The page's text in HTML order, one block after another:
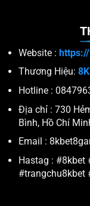
Website :
Thương Hiệu:
Hotline :
Địa chỉ : 730
Bình, Hồ Chí
Email :
Hastag : #8kbet
#trangchu8kbet